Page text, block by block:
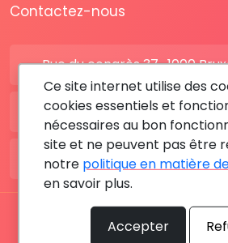
Contactez-nous
Rue du congrès 37 , 1000
BE: +32 28080227
FR: +33 183642895
Tous les droits sont réservés ©
Ce site internet utilise des
cookies essentiels et
nécessaires au bon
site et ne peuvent pas être
notre politique en matière
en savoir plus.
Accepter